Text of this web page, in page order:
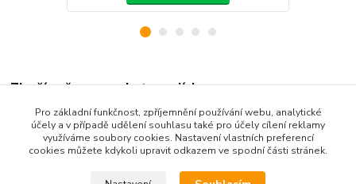
Zboží zařazeno v kategoriích
Dětské oblečení
Dětské kalhoty
Pro základní funkčnost, zpříjemnění používání webu, analytické
účely a v případě udělení souhlasu také pro účely cílení reklamy
využíváme soubory cookies. Nastavení vlastních preferencí
cookies můžete kdykoli upravit odkazem ve spodní části stránek.